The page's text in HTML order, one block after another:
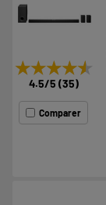
★★★★★
★★★★★
4.5/5 (35)
Comparer